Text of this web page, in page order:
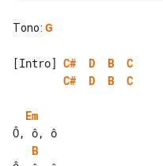
Tono: G
[Intro] C# D B
C
C#
D B C
Em
B